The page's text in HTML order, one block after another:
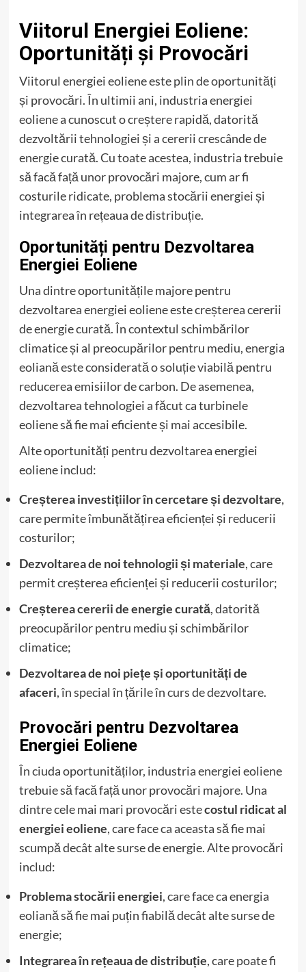
Viitorul Energiei Eoliene:
Oportunități și Provocări
Viitorul energiei eoliene este plin de oportunități
și provocări. În ultimii ani, industria energiei
eoliene a cunoscut o creștere rapidă, datorită
dezvoltării tehnologiei și a cererii crescânde de
energie curată. Cu toate acestea, industria trebuie
să facă față unor provocări majore, cum ar fi
costurile ridicate, problema stocării energiei și
integrarea în rețeaua de distribuție.
Oportunități pentru Dezvoltarea
Energiei Eoliene
Una dintre oportunitățile majore pentru
dezvoltarea energiei eoliene este creșterea cererii
de energie curată. În contextul schimbărilor
climatice și al preocupărilor pentru mediu, energia
eoliană este considerată o soluție viabilă pentru
reducerea emisiilor de carbon. De asemenea,
dezvoltarea tehnologiei a făcut ca turbinele
eoliene să fie mai eficiente și mai accesibile.
Alte oportunități pentru dezvoltarea energiei
eoliene includ:
Creșterea investițiilor în cercetare și dezvoltare,
care permite îmbunătățirea eficienței și reducerii
costurilor;
Dezvoltarea de noi tehnologii și materiale, care
permit creșterea eficienței și reducerii costurilor;
Creșterea cererii de energie curată, datorită
preocupărilor pentru mediu și schimbărilor
climatice;
Dezvoltarea de noi piețe și oportunități de
afaceri, în special în țările în curs de dezvoltare.
Provocări pentru Dezvoltarea
Energiei Eoliene
În ciuda oportunităților, industria energiei eoliene
trebuie să facă față unor provocări majore. Una
dintre cele mai mari provocări estecostul ridicat al
energiei eoliene, care face ca aceasta să fie mai
scumpă decât alte surse de energie. Alte provocări
includ:
Problema stocării energiei, care face ca energia
eoliană să fie mai puțin fiabilă decât alte surse de
energie;
Integrarea în rețeaua de distribuție, care poate fi